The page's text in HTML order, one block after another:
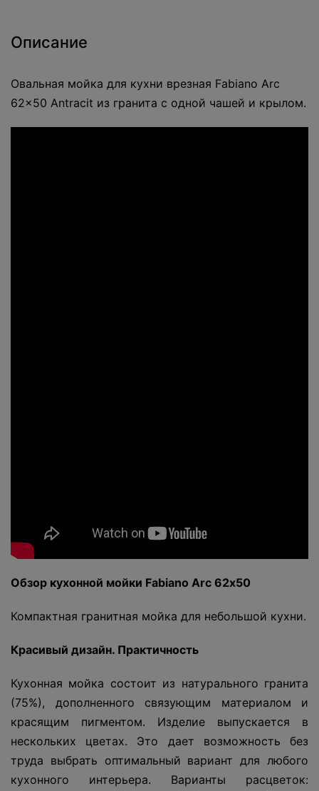
Описание
Овальная мойка для кухни врезная Fabiano Arc
62x50 Antracit из гранита с одной чашей и крылом.
Обзор кухонной мойки Fabiano Arc 62х50
Компактная гранитная мойка для небольшой кухни.
Красивый дизайн. Практичность
Кухонная мойка состоит из натурального гранита
(75%), дополненного связующим материалом и
красящим пигментом. Изделие выпускается в
нескольких цветах. Это дает возможность без
труда выбрать оптимальный вариант для любого
кухонного интерьера. Варианты расцветок: